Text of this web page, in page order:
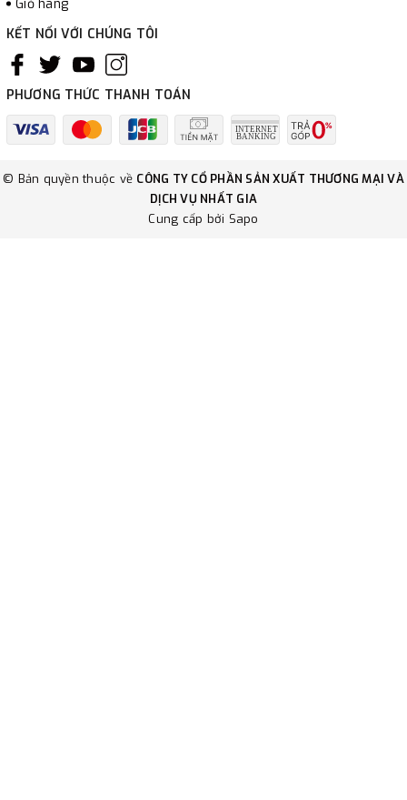
Giỏ hàng
KẾT NỐI VỚI CHÚNG TÔI
PHƯƠNG THỨC THANH TOÁN
© Bản quyền thuộc về CÔNG TY CỔ PHẦN SẢN XUẤT THƯƠNG MẠI VÀ
DỊCH VỤ NHẤT GIA
Cung cấp bởi Sapo